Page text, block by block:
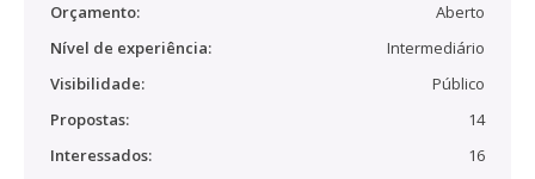
Orçamento:
Aberto
Nível de experiência:
Intermediário
Visibilidade:
Público
Propostas:
14
Interessados:
16